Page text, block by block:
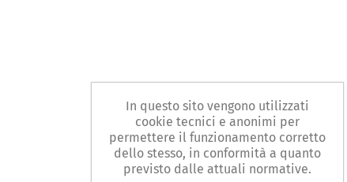
In questo sito vengono utilizzati
cookie tecnici e anonimi per
permettere il funzionamento corretto
dello stesso, in conformità a quanto
previsto dalle attuali normative.